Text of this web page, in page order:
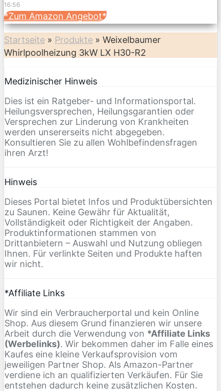
16:56
*Zum Amazon Angebot*
Startseite » Produkte » Weixelbaumer
Whirlpoolheizung 3kW LX H30-R2
Medizinischer Hinweis
Dies ist ein Ratgeber- und Informationsportal.
Heilungsversprechen, Heilungsgarantien oder
Versprechen zur Linderung von Krankheiten
werden unsererseits nicht abgegeben.
Konsultieren Sie zu allen Wohlbefindensfragen
ihren Arzt!
Hinweis
Dieses Portal bietet Infos und Produktübersichten
zu Saunen. Keine Gewähr für Aktualität,
Vollständigkeit oder Richtigkeit der Angaben.
Produktinformationen stammen von
Drittanbietern – Auswahl und Nutzung obliegen
Ihnen. Für verlinkte Seiten und Produkte haften
wir nicht.
*Affiliate Links
Wir sind ein Verbraucherportal und kein Online
Shop. Aus diesem Grund finanzieren wir unsere
Arbeit durch die Verwendung von *Affiliate Links
(Werbelinks). Wir bekommen daher im Falle eines
Kaufes eine kleine Verkaufsprovision vom
jeweiligen Partner Shop. Als Amazon-Partner
verdiene ich an qualifizierten Verkäufen. Für Sie
entstehen dadurch keine zusätzlichen Kosten.